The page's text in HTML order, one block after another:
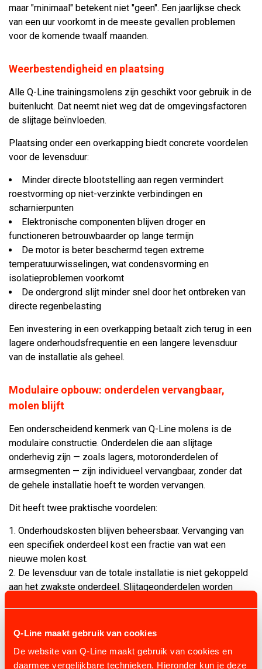
Q-Line maakt gebruik van cookies
De website van Q-Line maakt gebruik van cookies en
daarmee vergelijkbare technieken. Hieronder kun je deze
maar "minimaal" betekent niet "geen". Een jaarlijkse check
van een uur voorkomt in de meeste gevallen problemen
voor de komende twaalf maanden.
Weerbestendigheid en plaatsing
Alle Q-Line trainingsmolens zijn geschikt voor gebruik in de
buitenlucht. Dat neemt niet weg dat de omgevingsfactoren
de slijtage beïnvloeden.
Plaatsing onder een overkapping biedt concrete voordelen
voor de levensduur:
Minder directe blootstelling aan regen vermindert
roestvorming op niet-verzinkte verbindingen en
scharnierpunten
Elektronische componenten blijven droger en
functioneren betrouwbaarder op lange termijn
De motor is beter beschermd tegen extreme
temperatuurwisselingen, wat condensvorming en
isolatieproblemen voorkomt
De ondergrond slijt minder snel door het ontbreken van
directe regenbelasting
Een investering in een overkapping betaalt zich terug in een
lagere onderhoudsfrequentie en een langere levensduur
van de installatie als geheel.
Modulaire opbouw: onderdelen vervangbaar,
molen blijft
Een onderscheidend kenmerk van Q-Line molens is de
modulaire constructie. Onderdelen die aan slijtage
onderhevig zijn — zoals lagers, motoronderdelen of
armsegmenten — zijn individueel vervangbaar, zonder dat
de gehele installatie hoeft te worden vervangen.
Dit heeft twee praktische voordelen:
Onderhoudskosten blijven beheersbaar. Vervanging van
een specifiek onderdeel kost een fractie van wat een
nieuwe molen kost.
De levensduur van de totale installatie is niet gekoppeld
aan het zwakste onderdeel. Slijtageonderdelen worden
geldende Europese normen voor mechanische veiligheid.